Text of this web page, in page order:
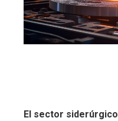
El sector